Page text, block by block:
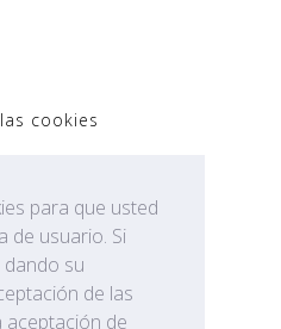
cookies
LEGAL
para que usted
de usuario. Si
su
de las
aceptación de